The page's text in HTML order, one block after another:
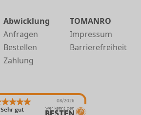
Abwicklung
Anfragen
Bestellen
Zahlung
TOMANRO
Impressum
Barrierefreiheit
Sehr gut
08/2026